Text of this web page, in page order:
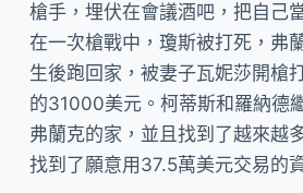
槍手，埋伏在會議酒吧，把自己
在一次槍戰中，瓊斯被打死，弗
生後跑回家，被妻子瓦妮莎開槍
的31000美元。柯蒂斯和羅納德
弗蘭克的家，並且找到了越來越
找到了願意用37.5萬美元交易的